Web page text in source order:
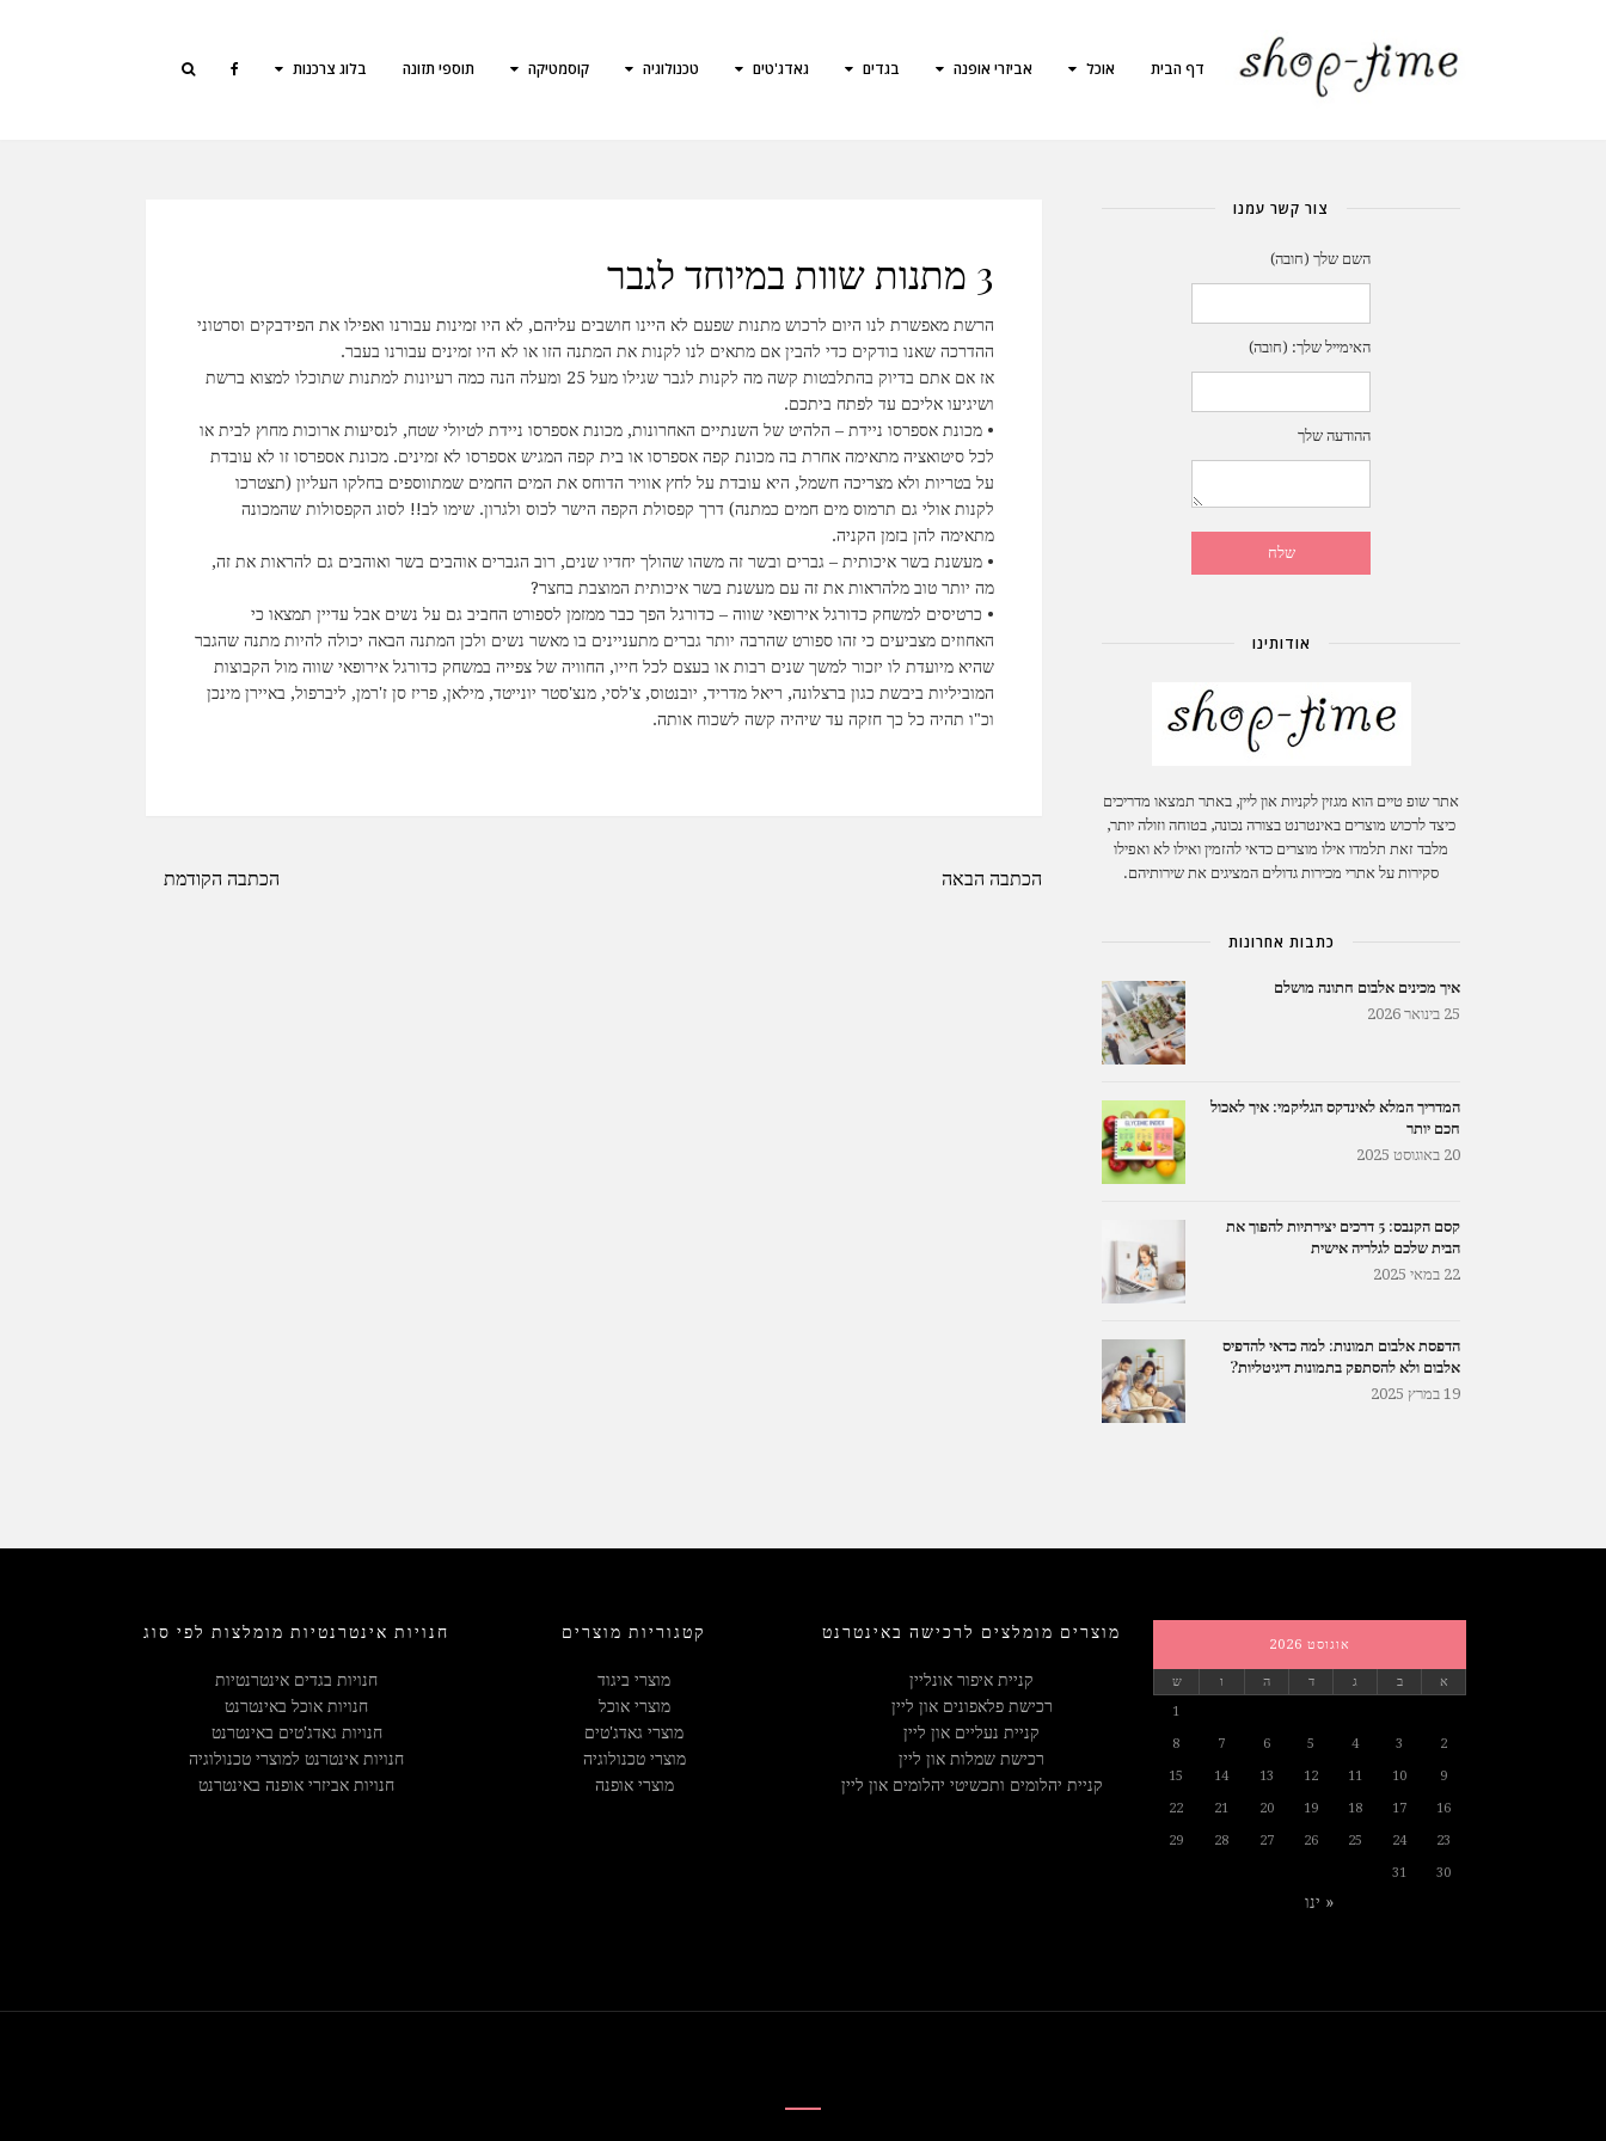
דף הבית אוכל אביזרי אופנה בגדים גאדג'טים טכנולוגיה קוסמטיקה תוספי תזונה בלוג צרכנות
3 מתנות שוות במיוחד לגבר
הרשת מאפשרת לנו היום לרכוש מתנות שפעם לא היינו חושבים עליהם, לא היו זמינות עבורנו ואפילו את הפידבקים וסרטוני
ההדרכה שאנו בודקים כדי להבין אם מתאים לנו לקנות את המתנה הזו או לא היו זמינים עבורנו בעבר.
אז אם אתם בדיוק בהתלבטות קשה מה לקנות לגבר שגילו מעל 25 ומעלה הנה כמה רעיונות למתנות שתוכלו למצוא ברשת
ושיגיעו אליכם עד לפתח ביתכם.
• מכונת אספרסו ניידת – הלהיט של השנתיים האחרונות, מכונת אספרסו ניידת לטיולי שטח, לנסיעות ארוכות מחוץ לבית או
לכל סיטואציה מתאימה אחרת בה מכונת קפה אספרסו או בית קפה המגיש אספרסו לא זמינים. מכונת אספרסו זו לא עובדת
על בטריות ולא מצריכה חשמל, היא עובדת על לחץ אוויר הדוחס את המים החמים שמתווספים בחלקו העליון (תצטרכו
לקנות אולי גם תרמוס מים חמים כמתנה) דרך קפסולת הקפה הישר לכוס ולגרון. שימו לב!! לסוג הקפסולות שהמכונה
מתאימה להן בזמן הקניה.
• מעשנת בשר איכותית – גברים ובשר זה משהו שהולך יחדיו שנים, רוב הגברים אוהבים בשר ואוהבים גם להראות את זה,
מה יותר טוב מלהראות את זה עם מעשנת בשר איכותית המוצבת בחצר?
• כרטיסים למשחק כדורגל אירופאי שווה – כדורגל הפך כבר ממזמן לספורט החביב גם על נשים אבל עדיין תמצאו כי
האחוזים מצביעים כי זהו ספורט שהרבה יותר גברים מתעניינים בו מאשר נשים ולכן המתנה הבאה יכולה להיות מתנה שהגבר
שהיא מיועדת לו יזכור למשך שנים רבות או בעצם לכל חייו, החוויה של צפייה במשחק כדורגל אירופאי שווה מול הקבוצות
המוביליות ביבשת כגון ברצלונה, ריאל מדריד, יובנטוס, צ'לסי, מנצ'סטר יונייטד, מילאן, פריז סן ז'רמן, ליברפול, באיירן מינכן
וכ"ו תהיה כל כך חזקה עד שיהיה קשה לשכוח אותה.
ניווט
הכתבה הבאה הכתבה הקודמת
צור קשר עמנו
השם שלך (חובה)
האימייל שלך: (חובה)
ההודעה שלך
אודותינו
אתר שופ טיים הוא מגזין לקניות און ליין, באתר תמצאו מדריכים
כיצד לרכוש מוצרים באינטרנט בצורה נכונה, בטוחה וזולה יותר,
מלבד זאת תלמדו אילו מוצרים כדאי להזמין ואילו לא ואפילו
סקירות על אתרי מכירות גדולים המציגים את שירותיהם.
כתבות אחרונות
איך מכינים אלבום חתונה מושלם
25 בינואר 2026
המדריך המלא לאינדקס הגליקמי: איך לאכול
חכם יותר
20 באוגוסט 2025
קסם הקנבס: 5 דרכים יצירתיות להפוך את
הבית שלכם לגלריה אישית
22 במאי 2025
הדפסת אלבום תמונות: למה כדאי להדפיס
אלבום ולא להסתפק בתמונות דיגיטליות?
19 במרץ 2025
חנויות אינטרנטיות מומלצות לפי סוג
חנויות בגדים אינטרנטיות
חנויות אוכל באינטרנט
חנויות גאדג'טים באינטרנט
חנויות אינטרנט למוצרי טכנולוגיה
חנויות אביזרי אופנה באינטרנט
קטגוריות מוצרים
מוצרי ביגוד
מוצרי אוכל
מוצרי גאדג'טים
מוצרי טכנולוגיה
מוצרי אופנה
מוצרים מומלצים לרכישה באינטרנט
קניית איפור אונליין
רכישת פלאפונים און ליין
קניית נעליים און ליין
רכישת שמלות און ליין
קניית יהלומים ותכשיטי יהלומים און ליין
אוגוסט 2026
א ב ג ד ה ו
ש
1
2
3
4
5
6
7
8
9
10
11
12
13
14
15
16
17
18
19
20
21
22
23
24
25
26
27
28
29
30
31
« ינו